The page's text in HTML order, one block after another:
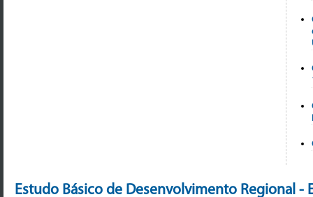
Estudo Básico de Desenvolvimento Regional -